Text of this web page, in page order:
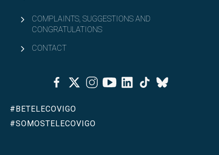
COMPLAINTS, SUGGESTIONS AND
CONGRATULATIONS
CONTACT
FacebookTwitterInstagramYoutubeLinkedinTiktok
Bluesky
#BETELECOVIGO
#SOMOSTELECOVIGO